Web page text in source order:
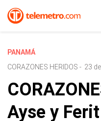
PANAMÁ
CORAZONES HERIDOS - 23
Ayse y